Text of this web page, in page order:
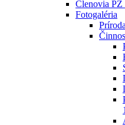
Členovia
Fotogaléria
Príroda